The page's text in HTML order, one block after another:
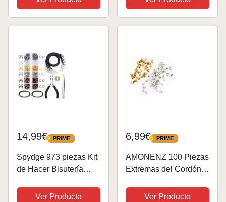
Cuentas de Piedras
Accesorios para
Herramientas de
Adecuado para
14,99€ PRIME
PRIME
Spydge 973 piezas Kit
de Hacer Bisutería
con 10 Línea de Cera
Ver Producto
6,99€ PRIME
PRIME
AMONENZ 100 Piezas
Extremas del Cordón
Tapas de Extremo,
Ver Producto